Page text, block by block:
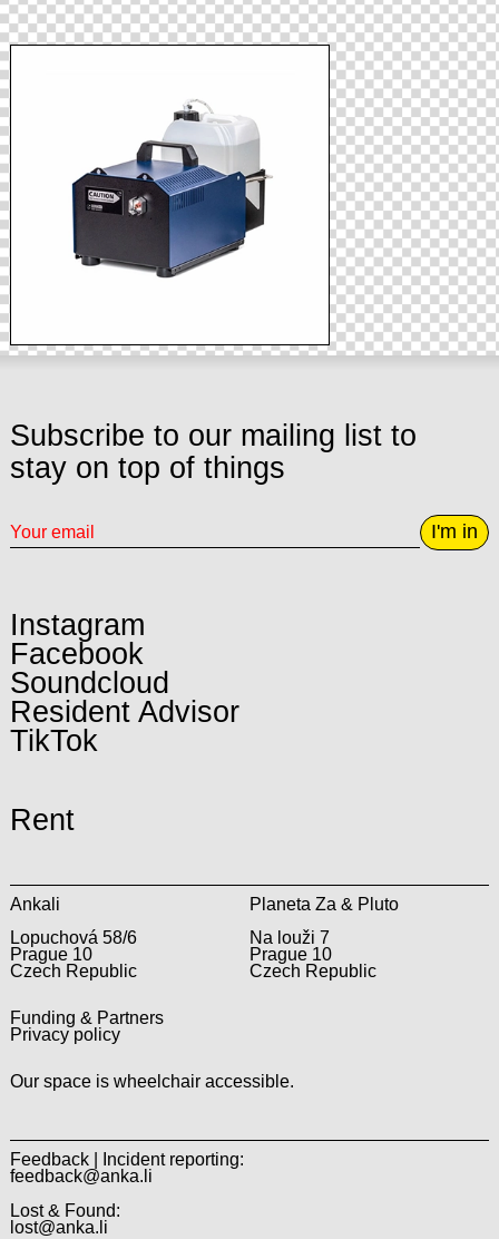
Subscribe to our mailing list to
stay on top of things
I'm in
Instagram
Facebook
Soundcloud
Resident Advisor
TikTok
Rent
Ankali
Lopuchová 58/6
Prague 10
Czech Republic
Planeta Za & Pluto
Na louži 7
Prague 10
Czech Republic
Funding & Partners
Privacy policy
Our space is wheelchair accessible.
Feedback | Incident reporting:
feedback@anka.li
Lost & Found:
lost@anka.li